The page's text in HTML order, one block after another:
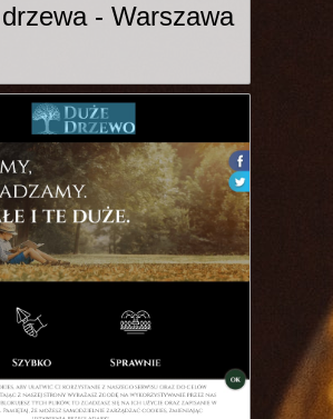
- Warszawa